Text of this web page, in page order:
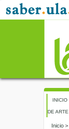
INICIO
DE ARTE
Inicio >